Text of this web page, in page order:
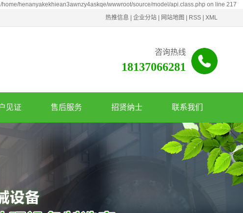
henanyakekhiean3awnzy4askqe/wwwroot/source/model/api.class.php on line 217
热推信息 企业分站 网站地图 RSS XML
咨询热线
18137066281
见证 售后服务 招贤纳士 联系我们
联系我们